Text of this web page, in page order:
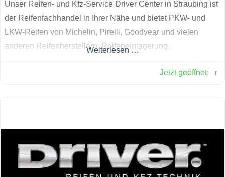
Unser Reifen- und Kfz-Service Driver Center in Straubing ist
der Reifenfachhandel in Ihrer Nähe und bietet PKW- und
LKW-Reifen von Michelin, Pirelli, Goodyear und vielen
anderen Reifenherstellern. Reifeneinlagerung,
Stoßdämpferservice gehören zu unserem Leistungsangebot.
Weiterlesen …
Jetzt geöffnet: